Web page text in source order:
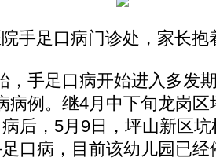
手足口病门诊处，家长抱
手足口病开始进入多发
病例。继4月中下旬龙岗
后，5月9日，坪山新区
口病，目前该幼儿园已